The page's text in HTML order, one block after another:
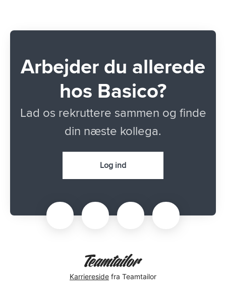
Arbejder du allerede
hos Basico?
Lad os rekruttere sammen og finde
din næste kollega.
Log ind
Karriereside fra Teamtailor